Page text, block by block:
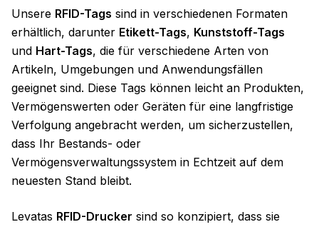
Unsere RFID-Tags sind in verschiedenen Formaten
erhältlich, darunter Etikett-Tags, Kunststoff-Tags
und Hart-Tags, die für verschiedene Arten von
Artikeln, Umgebungen und Anwendungsfällen
geeignet sind. Diese Tags können leicht an Produkten,
Vermögenswerten oder Geräten für eine langfristige
Verfolgung angebracht werden, um sicherzustellen,
dass Ihr Bestands- oder
Vermögensverwaltungssystem in Echtzeit auf dem
neuesten Stand bleibt.
Levatas RFID-Drucker sind so konzipiert, dass sie